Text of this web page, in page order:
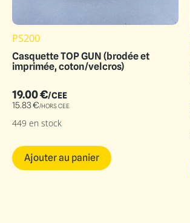
PS200
Casquette TOP GUN (brodée et
imprimée, coton/velcros)
19.00€/CEE
15.83€/HORS CEE
449 en stock
Ajouter au panier